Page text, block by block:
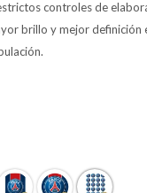
controles de
brillo y mejor definición